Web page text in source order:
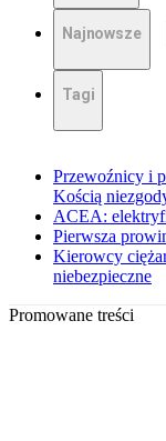
Najnowsze
Tagi
Przewoźnicy i
Kością
ACEA:
Pierwsza
Kierowcy
niebezpieczne
Promowane treści